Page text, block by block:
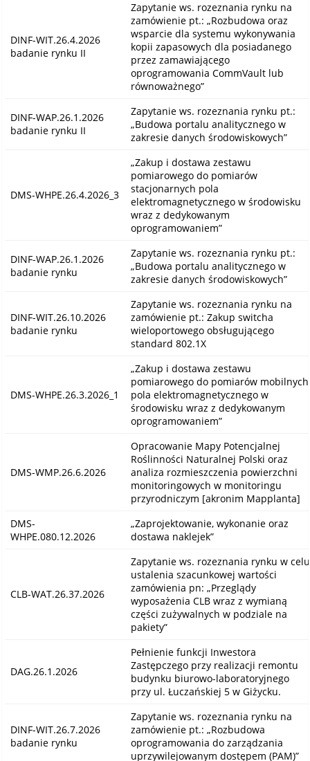
DINF-WIT.26.4.2026
badanie rynku II
Zapytanie ws. rozeznania rynku na
zamówienie pt.: „Rozbudowa oraz
wsparcie dla systemu wykonywania
kopii zapasowych dla posiadanego
przez zamawiającego
oprogramowania CommVault lub
równoważnego”
DINF-WAP.26.1.2026
badanie rynku II
Zapytanie ws. rozeznania rynku pt.:
„Budowa portalu analitycznego w
zakresie danych środowiskowych”
DMS-WHPE.26.4.2026_3
„Zakup i dostawa zestawu
pomiarowego do pomiarów
stacjonarnych pola
elektromagnetycznego w środowisku
wraz z dedykowanym
oprogramowaniem”
DINF-WAP.26.1.2026
badanie rynku
Zapytanie ws. rozeznania rynku pt.:
„Budowa portalu analitycznego w
zakresie danych środowiskowych”
DINF-WIT.26.10.2026
badanie rynku
Zapytanie ws. rozeznania rynku na
zamówienie pt.: Zakup switcha
wieloportowego obsługującego
standard 802.1X
DMS-WHPE.26.3.2026_1
„Zakup i dostawa zestawu
pomiarowego do pomiarów mobilnych
pola elektromagnetycznego w
środowisku wraz z dedykowanym
oprogramowaniem”
DMS-WMP.26.6.2026
Opracowanie Mapy Potencjalnej
Roślinności Naturalnej Polski oraz
analiza rozmieszczenia powierzchni
monitoringowych w monitoringu
przyrodniczym [akronim Mapplanta]
DMS-
WHPE.080.12.2026
„Zaprojektowanie, wykonanie oraz
dostawa naklejek”
CLB-WAT.26.37.2026
Zapytanie ws. rozeznania rynku w celu
ustalenia szacunkowej wartości
zamówienia pn: „Przeglądy
wyposażenia CLB wraz z wymianą
części zużywalnych w podziale na
pakiety”
DAG.26.1.2026
Pełnienie funkcji Inwestora
Zastępczego przy realizacji remontu
budynku biurowo-laboratoryjnego
przy ul. Łuczańskiej 5 w Giżycku.
DINF-WIT.26.7.2026
badanie rynku
Zapytanie ws. rozeznania rynku na
zamówienie pt.: „Rozbudowa
oprogramowania do zarządzania
uprzywilejowanym dostępem (PAM)”